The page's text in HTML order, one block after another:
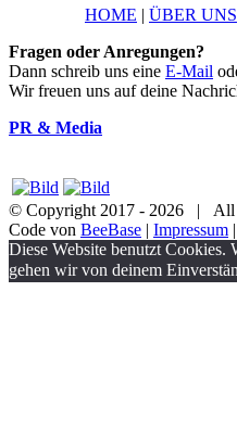
HOME | ÜBER UNS
Fragen oder Anregungen?
Dann schreib uns eine E-Mail
Wir freuen uns auf deine
PR & Media
© Copyright 2017 - 2026 | All
Code von BeeBase | Impressum |
YouTube
Facebook
Twitter
Instagram
Pinterest
Email
Diese Website benutzt Cookies.
gehen wir von deinem